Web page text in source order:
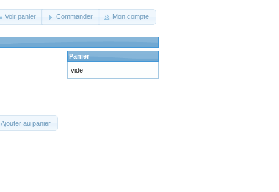
Voir panier Commander Mon compte
Ajouter au panier
Panier
vide